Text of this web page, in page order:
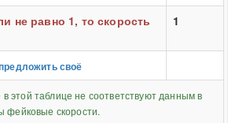
не равно 1, то скорость
1
своё
этой таблице не соответствуют данным в
фейковые скорости.